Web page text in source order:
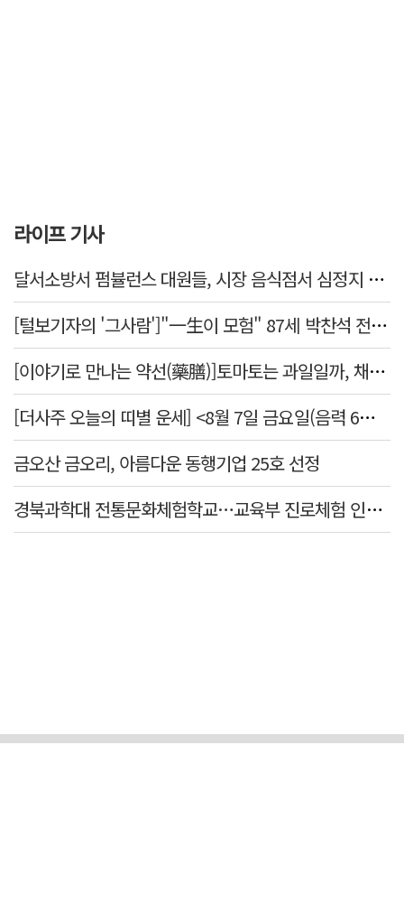
라이프 기사
달서소방서 펌뷸런스 대원들, 시장 음식점서 심정지 환자 생명 살려
[털보기자의 '그사람']"一生이 모험" 87세 박찬석 전 경북대 총장
[이야기로 만나는 약선(藥膳)]토마토는 과일일까, 채소일까
[더사주 오늘의 띠별 운세] <8월 7일 금요일(음력 6월25일)>
금오산 금오리, 아름다운 동행기업 25호 선정
경북과학대 전통문화체험학교…교육부 진로체험 인증기관 선정